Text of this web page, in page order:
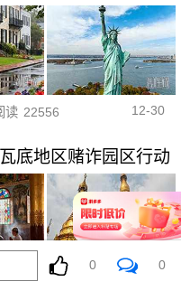
读 22556 12-30
底地区赌诈园区行动
读 26432 12-26
0 0